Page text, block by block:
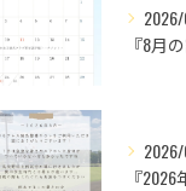
『8月
『2026